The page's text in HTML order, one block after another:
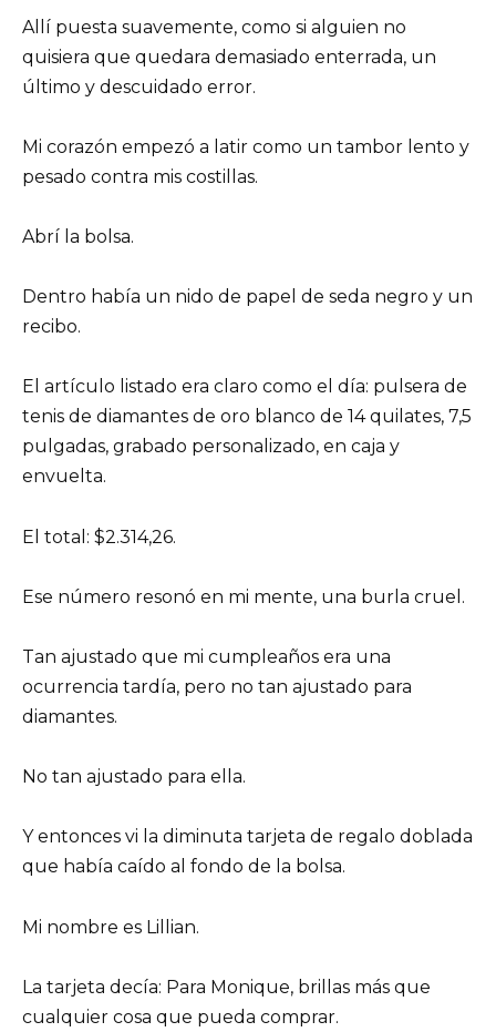
Allí puesta suavemente, como si alguien no
quisiera que quedara demasiado enterrada, un
último y descuidado error.
Mi corazón empezó a latir como un tambor lento y
pesado contra mis costillas.
Abrí la bolsa.
Dentro había un nido de papel de seda negro y un
recibo.
El artículo listado era claro como el día: pulsera de
tenis de diamantes de oro blanco de 14 quilates, 7,5
pulgadas, grabado personalizado, en caja y
envuelta.
El total: $2.314,26.
Ese número resonó en mi mente, una burla cruel.
Tan ajustado que mi cumpleaños era una
ocurrencia tardía, pero no tan ajustado para
diamantes.
No tan ajustado para ella.
Y entonces vi la diminuta tarjeta de regalo doblada
que había caído al fondo de la bolsa.
Mi nombre es Lillian.
La tarjeta decía: Para Monique, brillas más que
cualquier cosa que pueda comprar.